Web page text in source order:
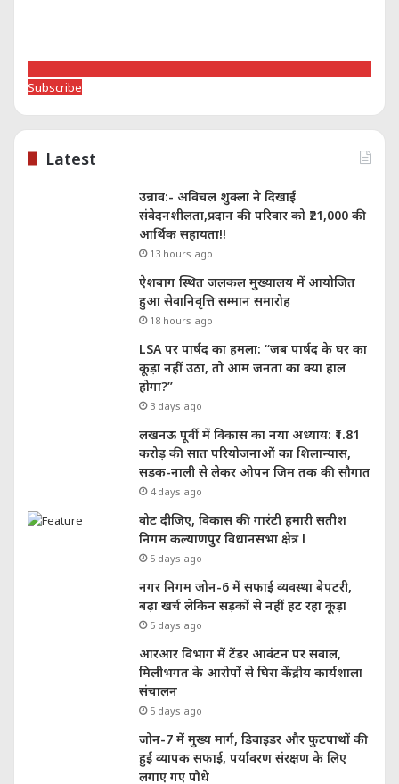
Subscribe
Latest
उन्नाव:- अविचल शुक्ला ने दिखाई
संवेदनशीलता,प्रदान की परिवार को ₹21,000 की
आर्थिक सहायता!!
13 hours ago
ऐशबाग स्थित जलकल मुख्यालय में आयोजित
हुआ सेवानिवृत्ति सम्मान समारोह
18 hours ago
LSA पर पार्षद का हमला: “जब पार्षद के घर का
कूड़ा नहीं उठा, तो आम जनता का क्या हाल
होगा?”
3 days ago
लखनऊ पूर्वी में विकास का नया अध्याय: ₹1.81
करोड़ की सात परियोजनाओं का शिलान्यास,
सड़क-नाली से लेकर ओपन जिम तक की सौगात
4 days ago
वोट दीजिए, विकास की गारंटी हमारी सतीश
निगम कल्याणपुर विधानसभा क्षेत्र l
5 days ago
नगर निगम जोन-6 में सफाई व्यवस्था बेपटरी,
बढ़ा खर्च लेकिन सड़कों से नहीं हट रहा कूड़ा
5 days ago
आरआर विभाग में टेंडर आवंटन पर सवाल,
मिलीभगत के आरोपों से घिरा केंद्रीय कार्यशाला
संचालन
5 days ago
जोन-7 में मुख्य मार्ग, डिवाइडर और फुटपाथों की
हुई व्यापक सफाई, पर्यावरण संरक्षण के लिए
लगाए गए पौधे